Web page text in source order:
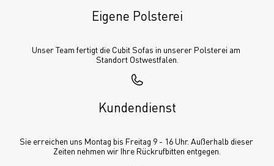
Eigene Polsterei
Unser Team fertigt die Cubit Sofas in unserer Polsterei am
Standort Ostwestfalen.
Kundendienst
Sie erreichen uns Montag bis Freitag 9 - 16 Uhr. Außerhalb dieser
Zeiten nehmen wir Ihre Rückrufbitten entgegen.